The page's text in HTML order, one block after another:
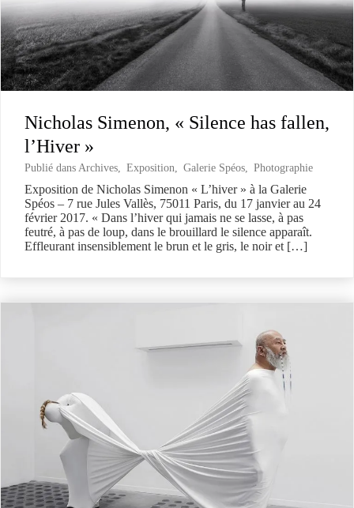
Nicholas Simenon, « Silence has fallen,
l’Hiver »
Publié dans Archives, Exposition, Galerie Spéos, Photographie
Exposition de Nicholas Simenon « L’hiver » à la Galerie
Spéos – 7 rue Jules Vallès, 75011 Paris, du 17 janvier au 24
février 2017. « Dans l’hiver qui jamais ne se lasse, à pas
feutré, à pas de loup, dans le brouillard le silence apparaît.
Effleurant insensiblement le brun et le gris, le noir et […]